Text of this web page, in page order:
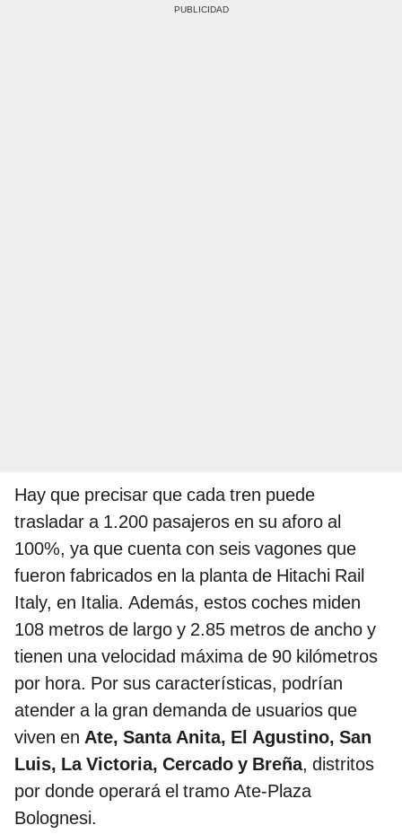
Hay que precisar que cada tren puede
trasladar a 1.200 pasajeros en su aforo al
100%, ya que cuenta con seis vagones que
fueron fabricados en la planta de Hitachi Rail
Italy, en Italia. Además, estos coches miden
108 metros de largo y 2.85 metros de ancho y
tienen una velocidad máxima de 90 kilómetros
por hora. Por sus características, podrían
atender a la gran demanda de usuarios que
viven en Ate, Santa Anita, El Agustino, San
Luis, La Victoria, Cercado y Breña, distritos
por donde operará el tramo Ate-Plaza
Bolognesi.